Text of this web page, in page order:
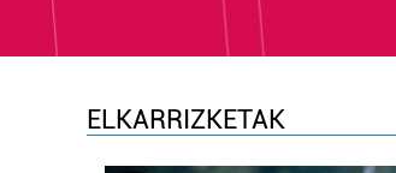
ELKARRIZKETAK